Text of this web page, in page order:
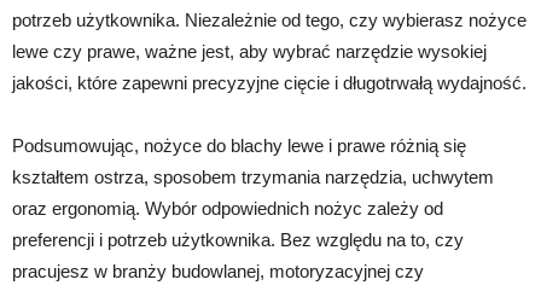
potrzeb użytkownika. Niezależnie od tego, czy wybierasz nożyce
lewe czy prawe, ważne jest, aby wybrać narzędzie wysokiej
jakości, które zapewni precyzyjne cięcie i długotrwałą wydajność.
Podsumowując, nożyce do blachy lewe i prawe różnią się
kształtem ostrza, sposobem trzymania narzędzia, uchwytem
oraz ergonomią. Wybór odpowiednich nożyc zależy od
preferencji i potrzeb użytkownika. Bez względu na to, czy
pracujesz w branży budowlanej, motoryzacyjnej czy